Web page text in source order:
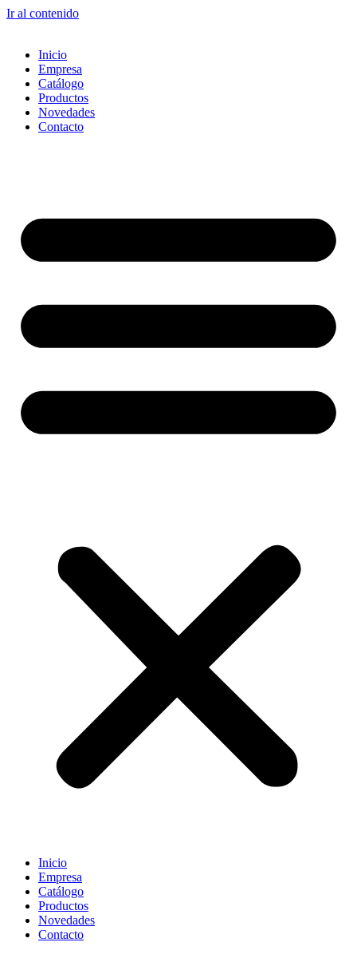
Ir al contenido
Inicio
Empresa
Catálogo
Productos
Novedades
Contacto
Inicio
Empresa
Catálogo
Productos
Novedades
Contacto